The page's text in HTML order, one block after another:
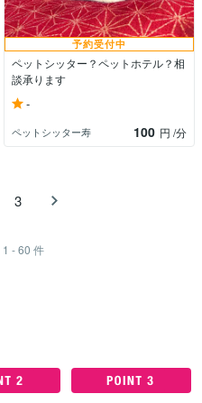
予約受付中
ペットシッター？ペットホテル？相
談承ります
-
ペットシッター寿 100 円 /分
3
1 - 60 件